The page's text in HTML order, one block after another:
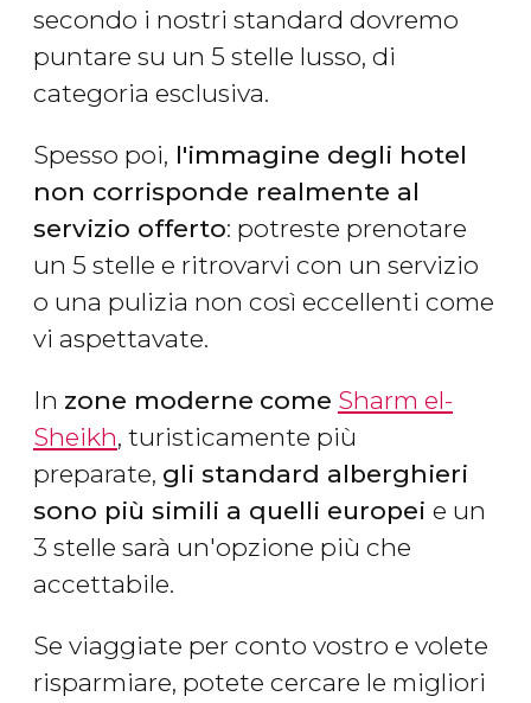
secondo i nostri standard dovremo
puntare su un 5 stelle lusso, di
categoria esclusiva.
Spesso poi, l'immagine degli hotel
non corrisponde realmente al
servizio offerto: potreste prenotare
un 5 stelle e ritrovarvi con un servizio
o una pulizia non così eccellenti come
vi aspettavate.
In zone moderne come Sharm el-
Sheikh, turisticamente più
preparate, gli standard alberghieri
sono più simili a quelli europei e un
3 stelle sarà un'opzione più che
accettabile.
Se viaggiate per conto vostro e volete
risparmiare, potete cercare le migliori